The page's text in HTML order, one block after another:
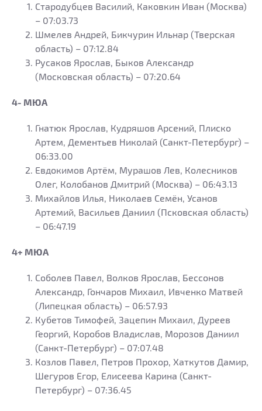
Стародубцев Василий, Каковкин Иван (Москва)
– 07:03.73
Шмелев Андрей, Бикчурин Ильнар (Тверская
область) – 07:12.84
Русаков Ярослав, Быков Александр
(Московская область) – 07:20.64
4- МЮА
Гнатюк Ярослав, Кудряшов Арсений, Плиско
Артем, Дементьев Николай (Санкт-Петербург) –
06:33.00
Евдокимов Артём, Мурашов Лев, Колесников
Олег, Колобанов Дмитрий (Москва) – 06:43.13
Михайлов Илья, Николаев Семён, Усанов
Артемий, Васильев Даниил (Псковская область)
– 06:47.19
4+ МЮА
Соболев Павел, Волков Ярослав, Бессонов
Александр, Гончаров Михаил, Ивченко Матвей
(Липецкая область) – 06:57.93
Кубетов Тимофей, Зацепин Михаил, Дуреев
Георгий, Коробов Владислав, Морозов Даниил
(Санкт-Петербург) – 07:07.48
Козлов Павел, Петров Прохор, Хаткутов Дамир,
Шегуров Егор, Елисеева Карина (Санкт-
Петербург) – 07:36.45